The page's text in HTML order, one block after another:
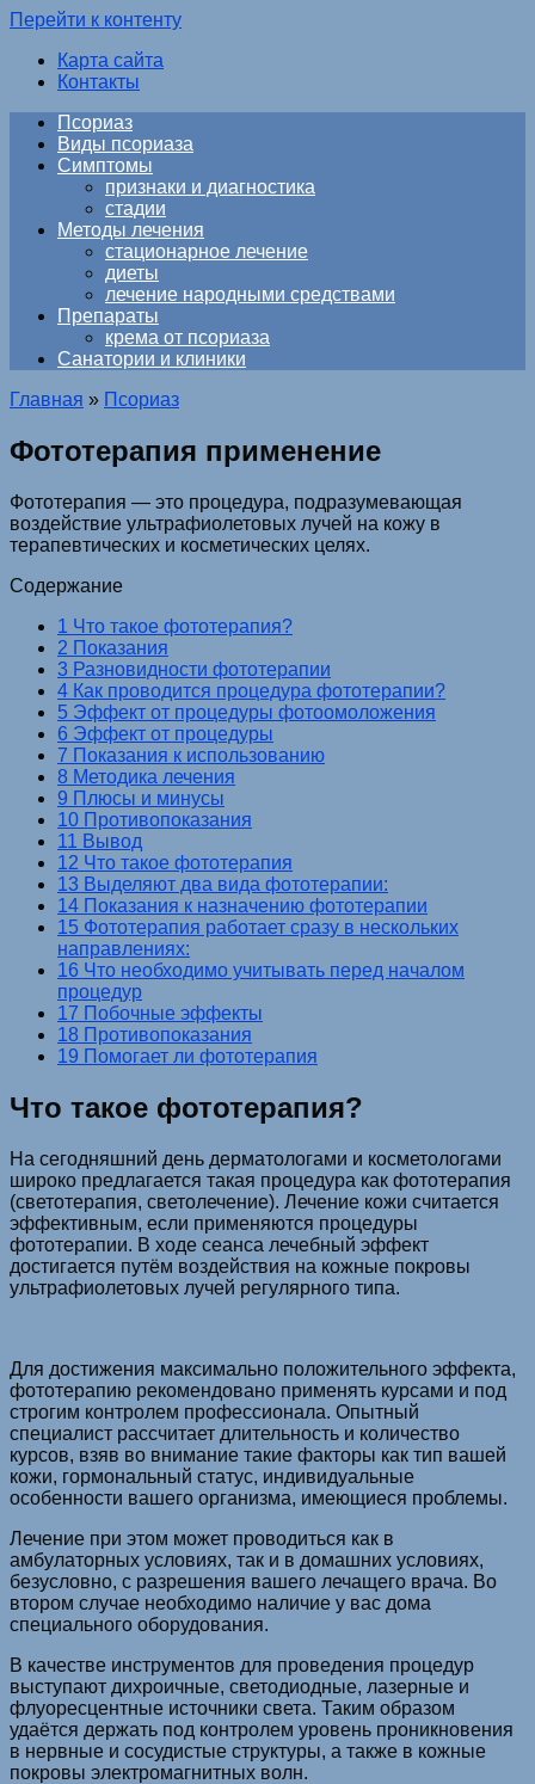
Перейти к контенту
Карта сайта
Контакты
Псориаз
Виды псориаза
Симптомы
признаки и диагностика
стадии
Методы лечения
стационарное лечение
диеты
лечение народными средствами
Препараты
крема от псориаза
Санатории и клиники
Главная » Псориаз
Фототерапия применение
Фототерапия — это процедура, подразумевающая
воздействие ультрафиолетовых лучей на кожу в
терапевтических и косметических целях.
Содержание
1 Что такое фототерапия?
2 Показания
3 Разновидности фототерапии
4 Как проводится процедура фототерапии?
5 Эффект от процедуры фотоомоложения
6 Эффект от процедуры
7 Показания к использованию
8 Методика лечения
9 Плюсы и минусы
10 Противопоказания
11 Вывод
12 Что такое фототерапия
13 Выделяют два вида фототерапии:
14 Показания к назначению фототерапии
15 Фототерапия работает сразу в нескольких
направлениях:
16 Что необходимо учитывать перед началом
процедур
17 Побочные эффекты
18 Противопоказания
19 Помогает ли фототерапия
Что такое фототерапия?
На сегодняшний день дерматологами и косметологами
широко предлагается такая процедура как фототерапия
(светотерапия, светолечение). Лечение кожи считается
эффективным, если применяются процедуры
фототерапии. В ходе сеанса лечебный эффект
достигается путём воздействия на кожные покровы
ультрафиолетовых лучей регулярного типа.
Для достижения максимально положительного эффекта,
фототерапию рекомендовано применять курсами и под
строгим контролем профессионала. Опытный
специалист рассчитает длительность и количество
курсов, взяв во внимание такие факторы как тип вашей
кожи, гормональный статус, индивидуальные
особенности вашего организма, имеющиеся проблемы.
Лечение при этом может проводиться как в
амбулаторных условиях, так и в домашних условиях,
безусловно, с разрешения вашего лечащего врача. Во
втором случае необходимо наличие у вас дома
специального оборудования.
В качестве инструментов для проведения процедур
выступают дихроичные, светодиодные, лазерные и
флуоресцентные источники света. Таким образом
удаётся держать под контролем уровень проникновения
в нервные и сосудистые структуры, а также в кожные
покровы электромагнитных волн.